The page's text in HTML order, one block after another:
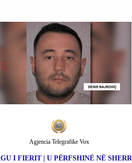
I FIERIT | U PËRFSHINË NË SHERR
Agjencia Telegrafike Vox